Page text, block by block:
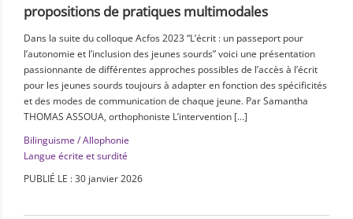
propositions de pratiques multimodales
Dans la suite du colloque Acfos 2023 “L’écrit : un passeport pour
l’autonomie et l’inclusion des jeunes sourds” voici une présentation
passionnante de différentes approches possibles de l’accès à l’écrit
pour les jeunes sourds toujours à adapter en fonction des spécificités
et des modes de communication de chaque jeune. Par Samantha
THOMAS ASSOUA, orthophoniste L’intervention […]
Bilinguisme / Allophonie
Langue écrite et surdité
PUBLIÉ LE : 30 janvier 2026